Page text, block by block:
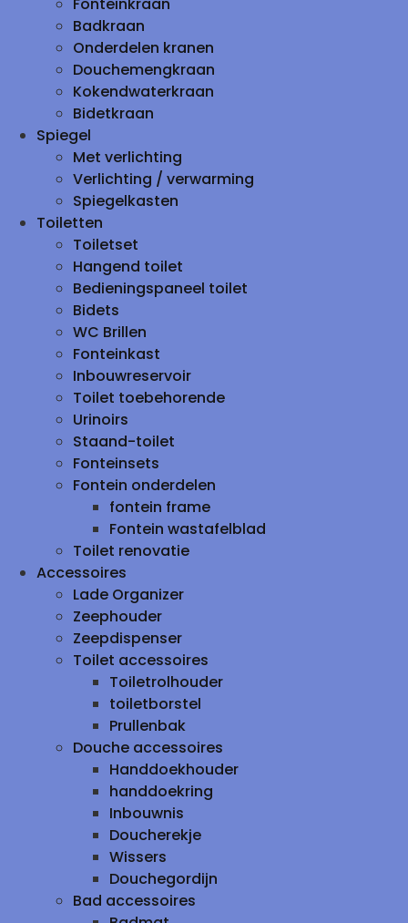
Badkraan
Onderdelen kranen
Douchemengkraan
Kokendwaterkraan
Bidetkraan
Spiegel
Met verlichting
Verlichting / verwarming
Spiegelkasten
Toiletten
Toiletset
Hangend toilet
Bedieningspaneel toilet
Bidets
WC Brillen
Fonteinkast
Inbouwreservoir
Toilet toebehorende
Urinoirs
Staand-toilet
Fonteinsets
Fontein onderdelen
fontein frame
Fontein wastafelblad
Toilet renovatie
Accessoires
Lade Organizer
Zeephouder
Zeepdispenser
Toilet accessoires
Toiletrolhouder
toiletborstel
Prullenbak
Douche accessoires
Handdoekhouder
handdoekring
Inbouwnis
Doucherekje
Wissers
Douchegordijn
Bad accessoires